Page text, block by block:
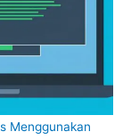
Menggunakan